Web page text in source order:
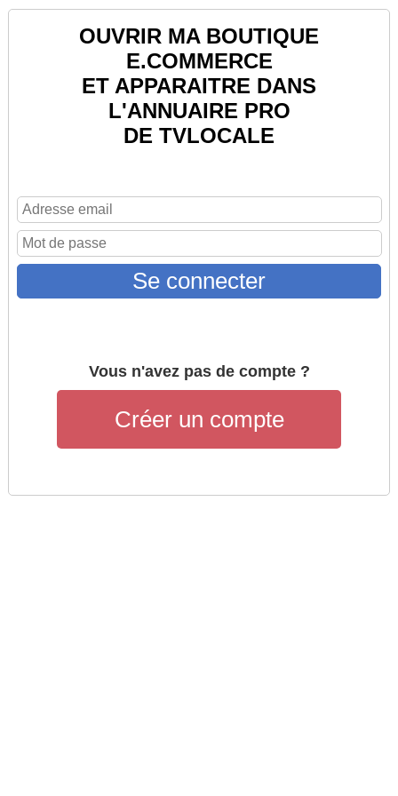
OUVRIR MA BOUTIQUE
E.COMMERCE
ET APPARAITRE DANS
L'ANNUAIRE PRO
DE TVLOCALE
Se connecter
Vous n'avez pas de compte ?
Créer un compte